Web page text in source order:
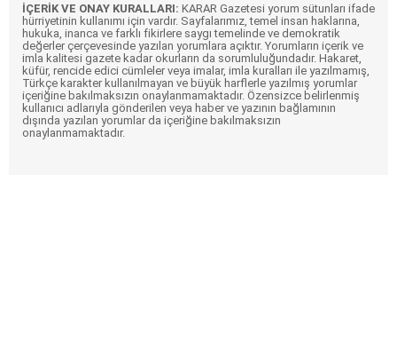
İÇERİK VE ONAY KURALLARI: KARAR Gazetesi yorum sütunları ifade
hürriyetinin kullanımı için vardır. Sayfalarımız, temel insan haklarına,
hukuka, inanca ve farklı fikirlere saygı temelinde ve demokratik
değerler çerçevesinde yazılan yorumlara açıktır. Yorumların içerik ve
imla kalitesi gazete kadar okurların da sorumluluğundadır. Hakaret,
küfür, rencide edici cümleler veya imalar, imla kuralları ile yazılmamış,
Türkçe karakter kullanılmayan ve büyük harflerle yazılmış yorumlar
içeriğine bakılmaksızın onaylanmamaktadır. Özensizce belirlenmiş
kullanıcı adlarıyla gönderilen veya haber ve yazının bağlamının
dışında yazılan yorumlar da içeriğine bakılmaksızın
onaylanmamaktadır.